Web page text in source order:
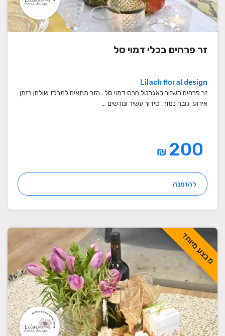
זר פרחים בכלי דמוי סל
Lilach floral design
זר פרחים השזור באגרטל חרס דמוי סל . הזר מתאים למרכז שולחן בזמן
אירוע. גובה נמוך, סידור עשיר ומרשים ...
₪
להזמנה
מבצע מיוחד